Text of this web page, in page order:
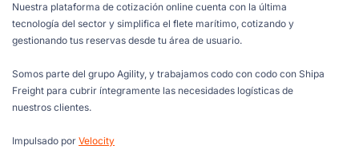
Nuestra plataforma de cotización online cuenta con la última
tecnología del sector y simplifica el flete marítimo, cotizando y
gestionando tus reservas desde tu área de usuario.
Somos parte del grupo Agility, y trabajamos codo con codo con Shipa
Freight para cubrir íntegramente las necesidades logísticas de
nuestros clientes.
Impulsado por Velocity